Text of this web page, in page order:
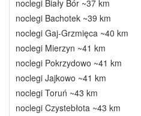
noclegi Biały Bór ~37 km
noclegi Bachotek ~39 km
noclegi Gaj-Grzmięca ~40 km
noclegi Mierzyn ~41 km
noclegi Pokrzydowo ~41 km
noclegi Jajkowo ~41 km
noclegi Toruń ~43 km
noclegi Czystebłota ~43 km